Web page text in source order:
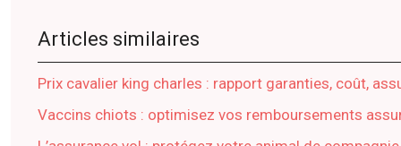
Articles similaires
Prix cavalier king charles : rapport garanties, coût,
Vaccins chiots : optimisez vos remboursements